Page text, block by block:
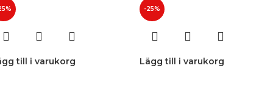
till i varukorg
-25%
Lägg till i varukorg